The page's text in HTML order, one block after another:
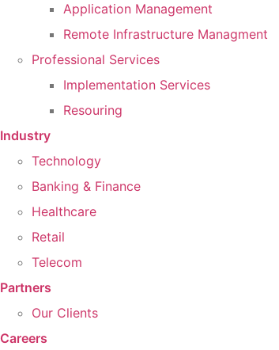
Application Management
Remote Infrastructure Managment
Professional Services
Implementation Services
Resouring
Industry
Technology
Banking & Finance
Healthcare
Retail
Telecom
Partners
Our Clients
Careers